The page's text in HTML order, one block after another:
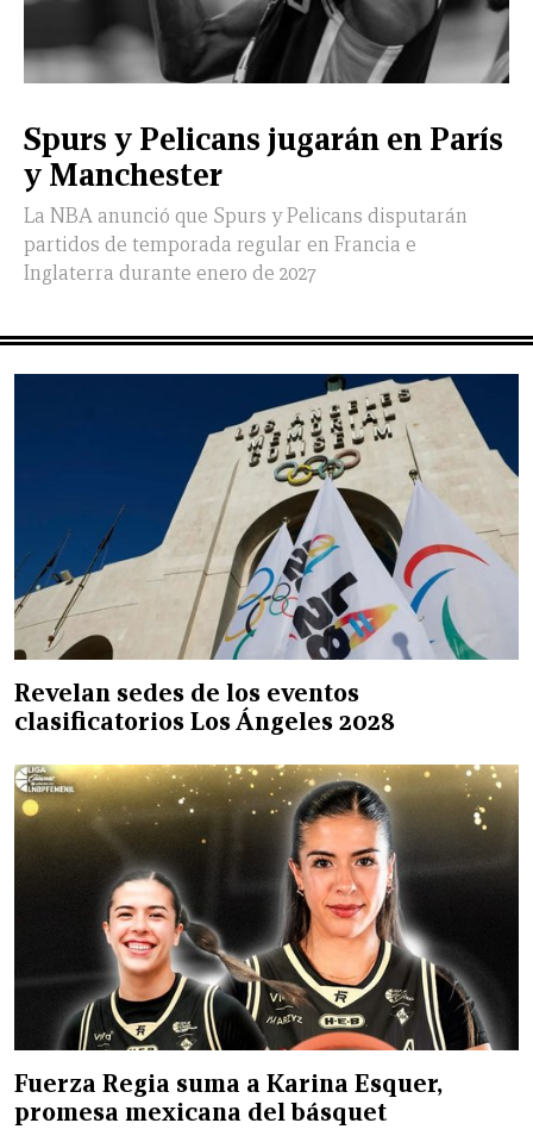
X
LEÓN
DE
VIDA
Spurs y Pelicans jugarán en París
y Manchester
La NBA anunció que Spurs y Pelicans disputarán
partidos de temporada regular en Francia e
Inglaterra durante enero de 2027
Revelan sedes de los eventos
clasificatorios Los Ángeles 2028
Fuerza Regia suma a Karina Esquer,
promesa mexicana del básquet